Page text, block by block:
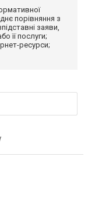
порівняння з
заяви,
її послуги;
ресурси;